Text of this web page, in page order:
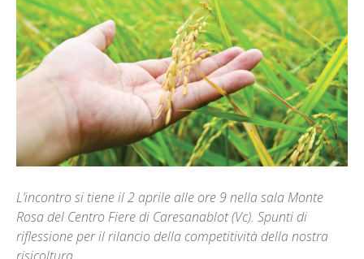
L’incontro si tiene il 2 aprile alle ore 9 nella sala Monte
Rosa del Centro Fiere di Caresanablot (Vc). Spunti di
riflessione per il rilancio della competitività della nostra